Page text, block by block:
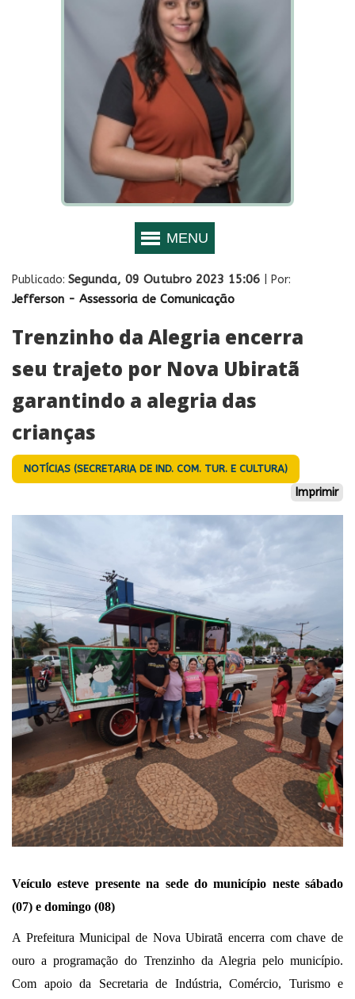
Publicado: Segunda, 09 Outubro 2023 15:06 | Por:
Jefferson - Assessoria de Comunicação
Trenzinho da Alegria encerra
seu trajeto por Nova Ubiratã
garantindo a alegria das
crianças
NOTÍCIAS (SECRETARIA DE IND. COM. TUR. E CULTURA)
Imprimir
Veículo esteve presente na sede do município neste sábado
(07) e domingo (08)
A Prefeitura Municipal de Nova Ubiratã encerra com chave de
ouro a programação do Trenzinho da Alegria pelo município.
Com apoio da Secretaria de Indústria, Comércio, Turismo e